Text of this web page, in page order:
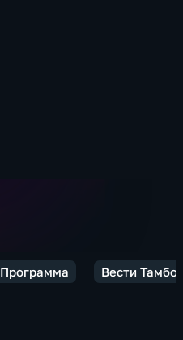
Программа Вести